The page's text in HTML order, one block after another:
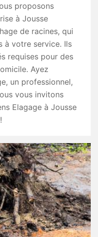
proposons
à Jousse
de racines, qui
à votre service. Ils
requises pour des
Ayez
un professionnel,
vous invitons
Elagage à Jousse